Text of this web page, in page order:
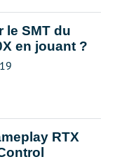
le SMT du
en jouant ?
RTX